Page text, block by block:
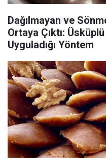
Dağılmayan ve
Ortaya Çıktı:
Uyguladığı Yöntem